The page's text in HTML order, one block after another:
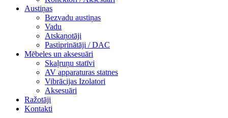
Austiņas
Bezvadu austiņas
Vadu
Atskaņotāji
Pastiprinātāji / DAC
Mēbeles un aksesuāri
Skaļruņu statīvi
AV apparaturas statnes
Vibrācijas Izolatori
Aksesuāri
Ražotāji
Kontakti